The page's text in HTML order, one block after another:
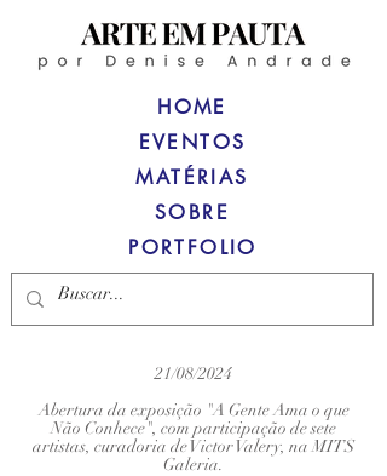
HOME
MATÉRIAS
SOBRE
PORTFOLIO
EVENTOS
21/08/2024
Abertura da exposição "A Gente Ama o que
Não Conhece", com participação de sete
artistas, curadoria de Victor Valery, na MITS
Galeria.